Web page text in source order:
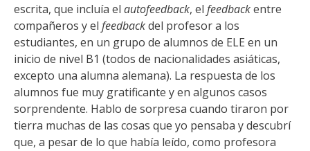
escrita, que incluía el autofeedback, el feedbackentre
compañeros y el feedbackdel profesor a los
estudiantes, en un grupo de alumnos de ELE en un
inicio de nivel B1 (todos de nacionalidades asiáticas,
excepto una alumna alemana). La respuesta de los
alumnos fue muy gratificante y en algunos casos
sorprendente. Hablo de sorpresa cuando tiraron por
tierra muchas de las cosas que yo pensaba y descubrí
que, a pesar de lo que había leído, como profesora